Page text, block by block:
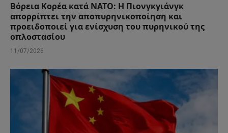
Βόρεια Κορέα κατά ΝΑΤΟ: Η Πιονγκγιάνγκ
απορρίπτει την αποπυρηνικοποίηση και
προειδοποιεί για ενίσχυση του πυρηνικού της
οπλοστασίου
11/07/2026